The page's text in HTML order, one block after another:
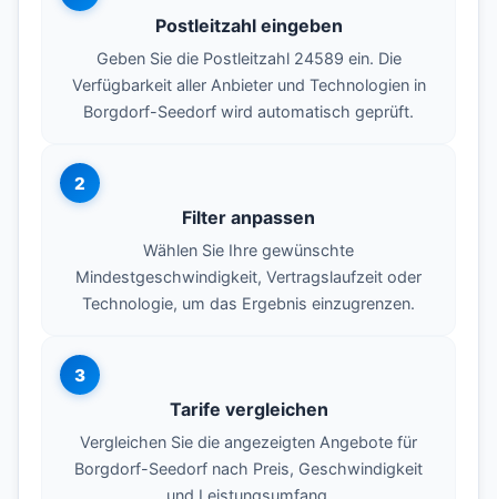
Postleitzahl eingeben
Geben Sie die Postleitzahl 24589 ein. Die
Verfügbarkeit aller Anbieter und Technologien in
Borgdorf-Seedorf wird automatisch geprüft.
2
Filter anpassen
Wählen Sie Ihre gewünschte
Mindestgeschwindigkeit, Vertragslaufzeit oder
Technologie, um das Ergebnis einzugrenzen.
3
Tarife vergleichen
Vergleichen Sie die angezeigten Angebote für
Borgdorf-Seedorf nach Preis, Geschwindigkeit